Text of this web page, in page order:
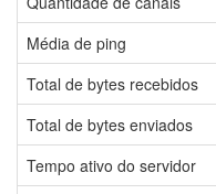
Média de ping
Total de bytes recebidos
Total de bytes enviados
Tempo ativo do servidor